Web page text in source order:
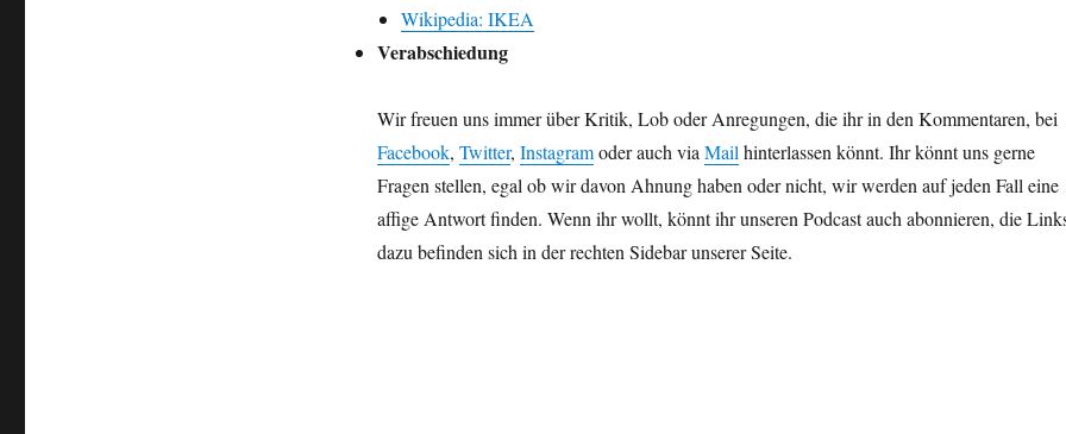
Wikipedia: IKEA
Verabschiedung
Wir freuen uns immer über Kritik, Lob oder Anregungen, die ihr in den Kommentaren, bei
Facebook, Twitter, Instagramoder auch via Mail hinterlassen könnt. Ihr könnt uns gerne
Fragen stellen, egal ob wir davon Ahnung haben oder nicht, wir werden auf jeden Fall eine
affige Antwort finden. Wenn ihr wollt, könnt ihr unseren Podcast auch abonnieren, die
dazu befinden sich in der rechten Sidebar unserer Seite.